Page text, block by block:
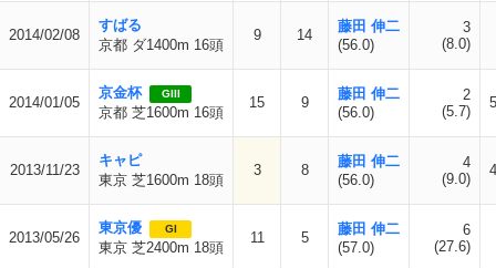
2014/02/08
すばる
京都 ダ1400m 16頭
9 14
藤田 伸二
(56.0)
3
(8.0)
2014/01/05
京金杯 GIII
京都 芝1600m 16頭
15 9
藤田 伸二
(56.0)
2
(5.7)
2013/11/23
キャピ
東京 芝1600m 18頭
3 8
藤田 伸二
(56.0)
4
(9.0)
2013/05/26
東京優 GI
東京 芝2400m 18頭
11 5
藤田 伸二
(57.0)
6
(27.6)